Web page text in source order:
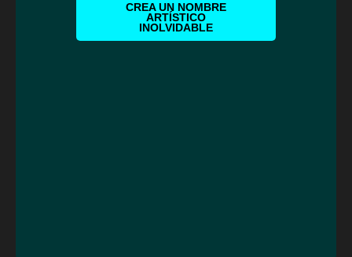
CREA UN NOMBRE
ARTÍSTICO
INOLVIDABLE